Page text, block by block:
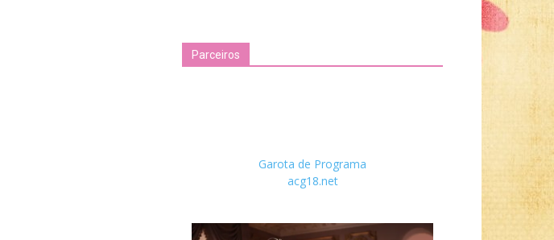
Parceiros
Garota de Programa
acg18.net